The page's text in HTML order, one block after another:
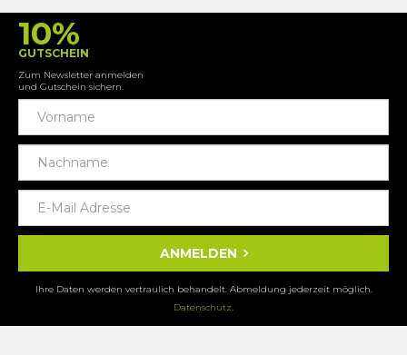
10%
GUTSCHEIN
Zum Newsletter anmelden
und Gutschein sichern.
ANMELDEN
Ihre Daten werden vertraulich behandelt. Abmeldung jederzeit möglich.
Datenschutz.